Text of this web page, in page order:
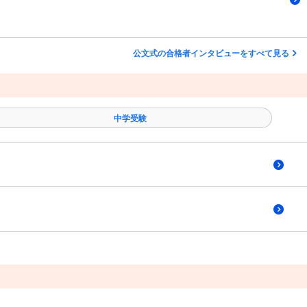
公文式の合格者インタビューをすべて見る
中学受験